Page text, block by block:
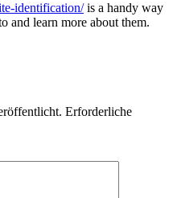
identification/is a handy way
and learn more about them.
Erforderliche